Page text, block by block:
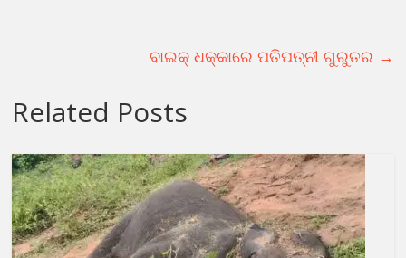
ବାଇକ୍ ଧକ୍କାରେ ପତିପତ୍ନୀ ଗୁରୁତର →
Related Posts